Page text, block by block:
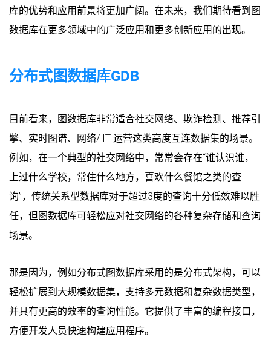
库的优势和应用前景将更加广阔。在未来，我们期待看到图
数据库在更多领域中的广泛应用和更多创新应用的出现。
分布式图数据库GDB
目前看来，图数据库非常适合社交网络、欺诈检测、推荐引
擎、实时图谱、网络/ IT 运营这类高度互连数据集的场景。
例如，在一个典型的社交网络中，常常会存在“谁认识谁，
上过什么学校，常住什么地方，喜欢什么餐馆之类的查
询”，传统关系型数据库对于超过3度的查询十分低效难以胜
任，但图数据库可轻松应对社交网络的各种复杂存储和查询
场景。
那是因为，例如分布式图数据库采用的是分布式架构，可以
轻松扩展到大规模数据集，支持多元数据和复杂数据类型，
并具有更高的效率的查询性能。它提供了丰富的编程接口，
方便开发人员快速构建应用程序。